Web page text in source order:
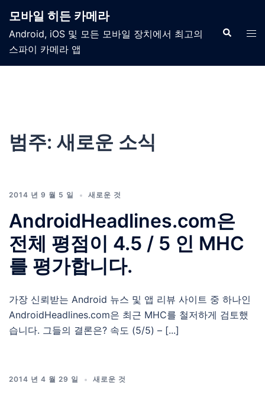
모바일 히든 카메라
Android, iOS 및 모든 모바일 장치에서 최고의
스파이 카메라 앱
범주: 새로운 소식
2014 년 9 월 5 일 새로운 것
AndroidHeadlines.com은
전체 평점이 4.5 / 5 인 MHC
를 평가합니다.
가장 신뢰받는 Android 뉴스 및 앱 리뷰 사이트 중 하나인
AndroidHeadlines.com은 최근 MHC를 철저하게 검토했
습니다. 그들의 결론은? 속도 (5/5) – [...]
2014 년 4 월 29 일 새로운 것